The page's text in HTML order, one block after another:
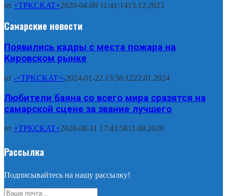
от +TPKCKAT+2020-04-09 11:41:1413.12.2023
Самарские новости
Появились кадры с места пожара на
Кировском рынке
от -=TPKCKAT=-2024-01-22 13:56:1222.01.2024
Любители баяна со всего мира сразятся на
самарской сцене за звание лучшего
от +TPKCKAT+2020-08-11 17:43:5811.08.2020
Рассылка
Подписывайтесь на нашу рассылку!